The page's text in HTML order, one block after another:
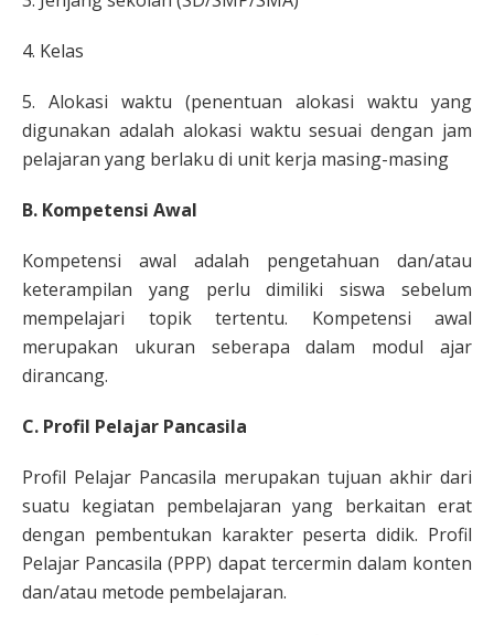
4. Kelas
5. Alokasi waktu (penentuan alokasi waktu yang
digunakan adalah alokasi waktu sesuai dengan jam
pelajaran yang berlaku di unit kerja masing-masing
B. Kompetensi Awal
Kompetensi awal adalah pengetahuan dan/atau
keterampilan yang perlu dimiliki siswa sebelum
mempelajari topik tertentu. Kompetensi awal
merupakan ukuran seberapa dalam modul ajar
dirancang.
C. Profil Pelajar Pancasila
Profil Pelajar Pancasila merupakan tujuan akhir dari
suatu kegiatan pembelajaran yang berkaitan erat
dengan pembentukan karakter peserta didik. Profil
Pelajar Pancasila (PPP) dapat tercermin dalam konten
dan/atau metode pembelajaran.